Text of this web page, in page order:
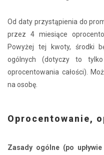
Od daty przystąpienia do
przez 4 miesiące
Powyżej tej kwoty, środki
ogólnych (dotyczy to
oprocentowania całości).
na osobę.
Oprocentowanie,
Zasady ogólne (po